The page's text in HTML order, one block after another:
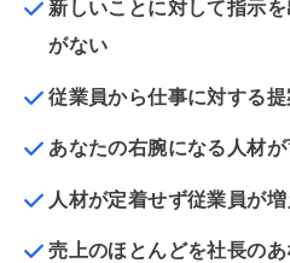
新しいことに対して指示
がない
従業員から仕事に対する
あなたの右腕になる人材
人材が定着せず従業員が
売上のほとんどを社長の